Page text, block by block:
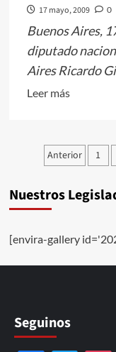
17 mayo, 2009 0
Buenos Aires,
diputado
Aires Ricardo
Leer másLeer
GIL
les
o
los
Anterior 1
Nuestros
[envira-gallery
Seguinos